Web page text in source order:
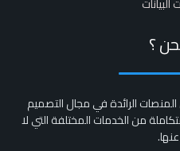
؟
الرائدة في مجال التصميم
من الخدمات المختلفة التي لا